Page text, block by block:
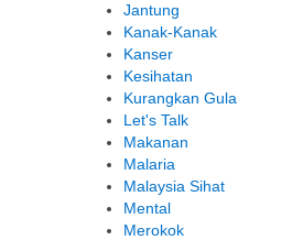
Jantung
Kanak-Kanak
Kanser
Kesihatan
Kurangkan Gula
Let's Talk
Makanan
Malaria
Malaysia Sihat
Mental
Merokok